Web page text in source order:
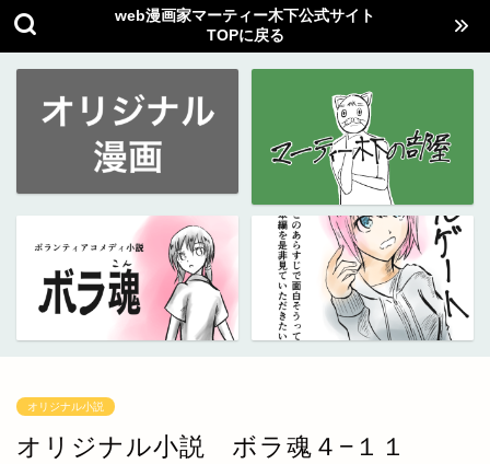
web漫画家マーティー木下公式サイト
TOPに戻る
オリジナル小説
オリジナル小説 ボラ魂４−１１